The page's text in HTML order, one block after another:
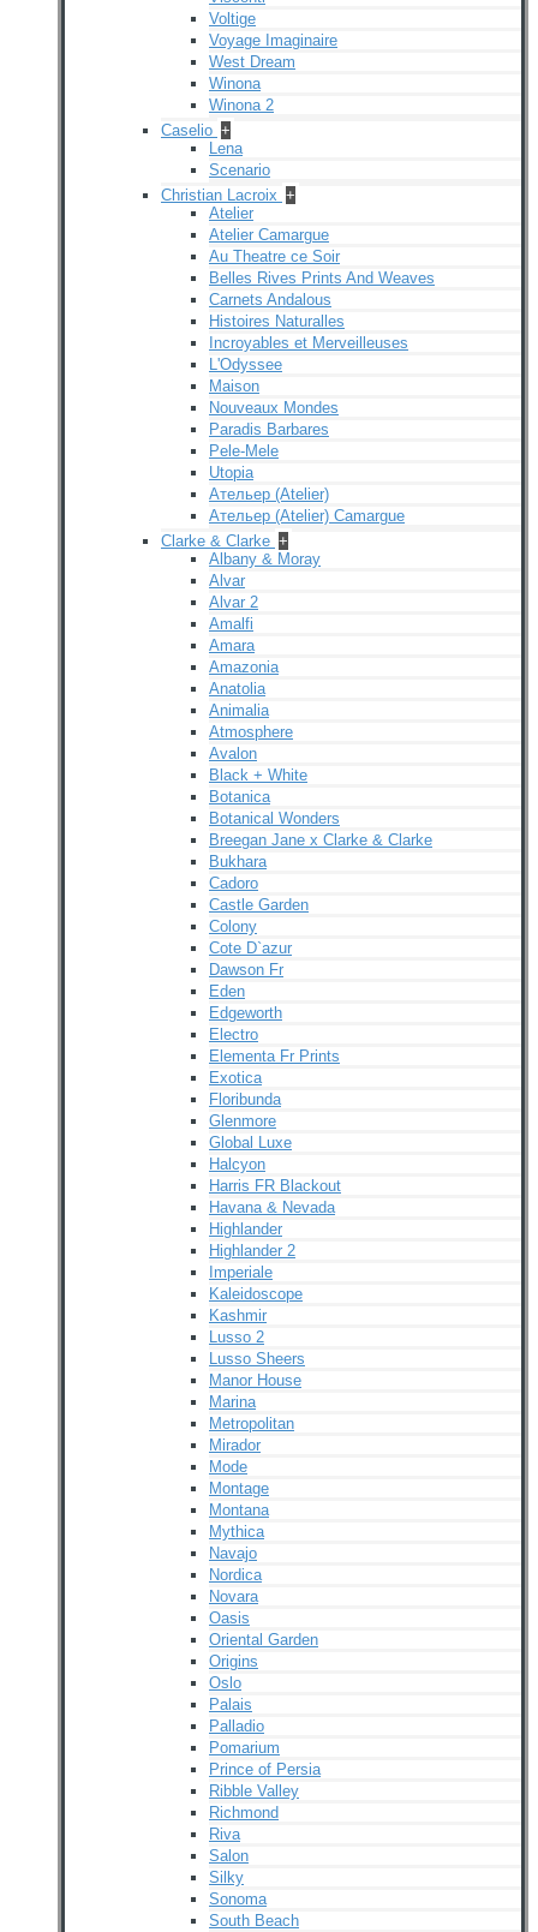
Voltige
Voyage Imaginaire
West Dream
Winona
Winona 2
Caselio +
Lena
Scenario
Christian Lacroix +
Atelier
Atelier Camargue
Au Theatre ce Soir
Belles Rives Prints And Weaves
Carnets Andalous
Histoires Naturalles
Incroyables et Merveilleuses
L'Odyssee
Maison
Nouveaux Mondes
Paradis Barbares
Pele-Mele
Utopia
Ательер (Atelier)
Ательер (Atelier) Camargue
Clarke & Clarke +
Albany & Moray
Alvar
Alvar 2
Amalfi
Amara
Amazonia
Anatolia
Animalia
Atmosphere
Avalon
Black + White
Botanica
Botanical Wonders
Breegan Jane x Clarke & Clarke
Bukhara
Cadoro
Castle Garden
Colony
Cote D`azur
Dawson Fr
Eden
Edgeworth
Electro
Elementa Fr Prints
Exotica
Floribunda
Glenmore
Global Luxe
Halcyon
Harris FR Blackout
Havana & Nevada
Highlander
Highlander 2
Imperiale
Kaleidoscope
Kashmir
Lusso 2
Lusso Sheers
Manor House
Marina
Metropolitan
Mirador
Mode
Montage
Montana
Mythica
Navajo
Nordica
Novara
Oasis
Oriental Garden
Origins
Oslo
Palais
Palladio
Pomarium
Prince of Persia
Ribble Valley
Richmond
Riva
Salon
Silky
Sonoma
South Beach